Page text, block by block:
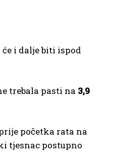
će i dalje biti ispod
trebala pasti na 3,9
početka rata na
tjesnac postupno